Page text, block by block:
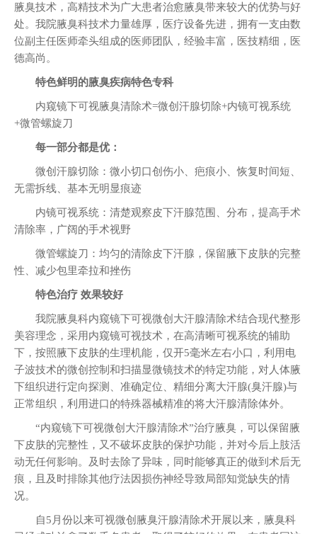
腋臭技术，高精技术为广大患者治愈腋臭带来较大的优势与好
处。我院腋臭科技术力量雄厚，医疗设备先进，拥有一支由数
位副主任医师牵头组成的医师团队，经验丰富，医技精细，医
德高尚。
特色鲜明的腋臭疾病特色专科
内窥镜下可视腋臭清除术=微创汗腺切除+内镜可视系统
+微管螺旋刀
每一部分都是优：
微创汗腺切除：微小切口创伤小、疤痕小、恢复时间短、
无需拆线、基本无明显痕迹
内镜可视系统：清楚观察皮下汗腺范围、分布，提高手术
清除率，广阔的手术视野
微管螺旋刀：均匀的清除皮下汗腺，保留腋下皮肤的完整
性、减少包里牵拉和挫伤
特色治疗 效果较好
我院腋臭科内窥镜下可视微创大汗腺清除术结合现代整形
美容理念，采用内窥镜可视技术，在高清晰可视系统的辅助
下，按照腋下皮肤的生理机能，仅开5毫米左右小口，利用电
子波技术的微创控制和扫描显微镜技术的特定功能，对人体腋
下组织进行定向探测、准确定位、精细分离大汗腺(臭汗腺)与
正常组织，利用进口的特殊器械精准的将大汗腺清除体外。
“内窥镜下可视微创大汗腺清除术”治疗腋臭，可以保留腋
下皮肤的完整性，又不破坏皮肤的保护功能，并对今后上肢活
动无任何影响。及时去除了异味，同时能够真正的做到术后无
痕，且及时排除其他疗法因损伤神经导致局部知觉缺失的情
况。
自5月份以来可视微创腋臭汗腺清除术开展以来，腋臭科